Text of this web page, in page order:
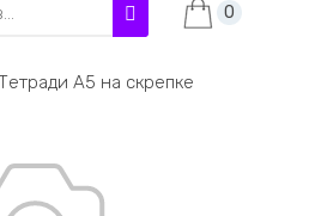
0
А5 на скрепке